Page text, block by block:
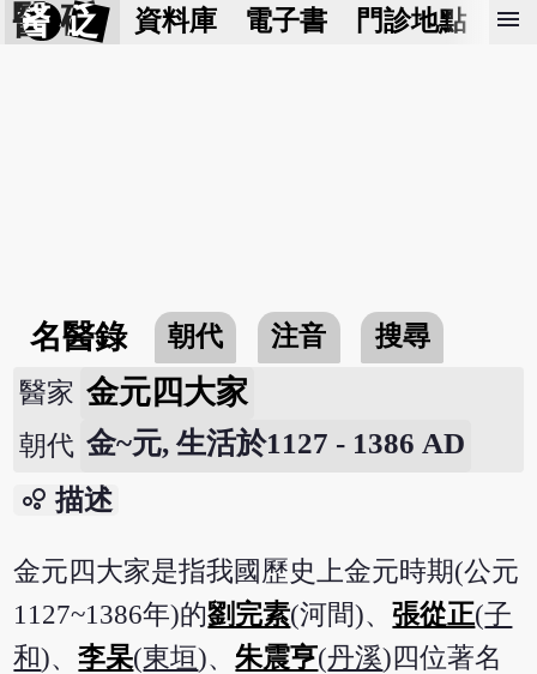
醫 砭 資料庫 電子書 門診地點 預
menu
名醫錄 朝代 注音
搜尋
醫家 金元四大家
朝代 金~元, 生活於1127 - 1386 AD
bubble_chart 描述
金元四大家是指我國歷史上金元時期(公元
1127~1386年)的劉完素(河間)、張從正(子
和)、李杲(東垣)、 朱震亨(丹溪)四位著名